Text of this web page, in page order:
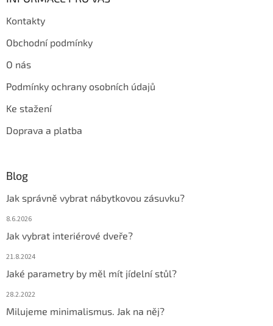
Kontakty
Obchodní podmínky
O nás
Podmínky ochrany osobních údajů
Ke stažení
Doprava a platba
Blog
Jak správně vybrat nábytkovou zásuvku?
8.6.2026
Jak vybrat interiérové dveře?
21.8.2024
Jaké parametry by měl mít jídelní stůl?
28.2.2022
Milujeme minimalismus. Jak na něj?